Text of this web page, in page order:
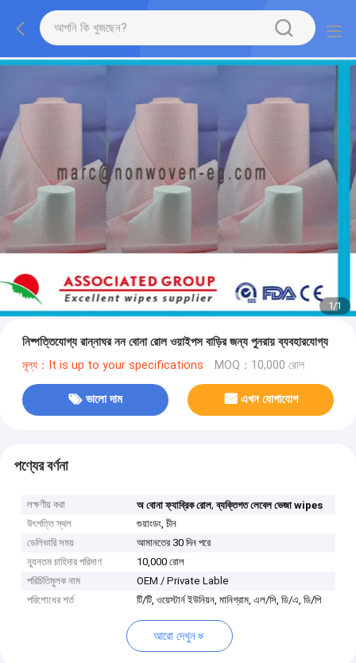
1/1
নিষ্পত্তিযোগ্য রান্নাঘর নন বোনা রোল ওয়াইপস বাড়ির জন্য পুনরায় ব্যবহারযোগ্য
মূল্য：It is up to your specifications MOQ：10,000 রোল
ভালো দাম এখন যোগাযোগ
পণ্যের বর্ণনা
লক্ষণীয় করা অ বোনা ফ্যাব্রিক রোল,ব্যক্তিগত লেবেল ভেজা wipes
উৎপত্তি স্থল
গুয়াংডং, চীন
ডেলিভারি সময়
আমানতের 30 দিন পরে
ন্যূনতম চাহিদার পরিমাণ
10,000 রোল
পরিচিতিমুলক নাম
OEM / Private Lable
পরিশোধের শর্ত
টি/টি, ওয়েস্টার্ন ইউনিয়ন, মানিগ্রাম, এল/সি, ডি/এ, ডি/পি
আরো দেখুন